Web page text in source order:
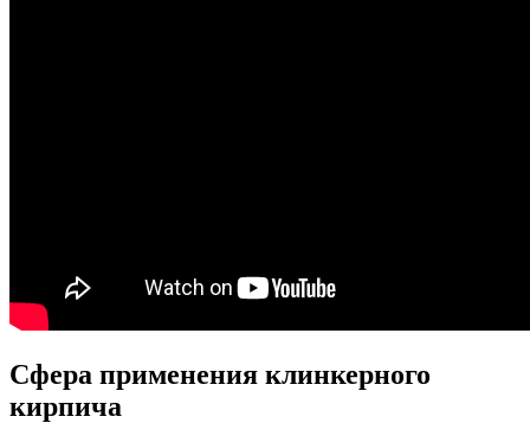
Сфера применения клинкерного
кирпича